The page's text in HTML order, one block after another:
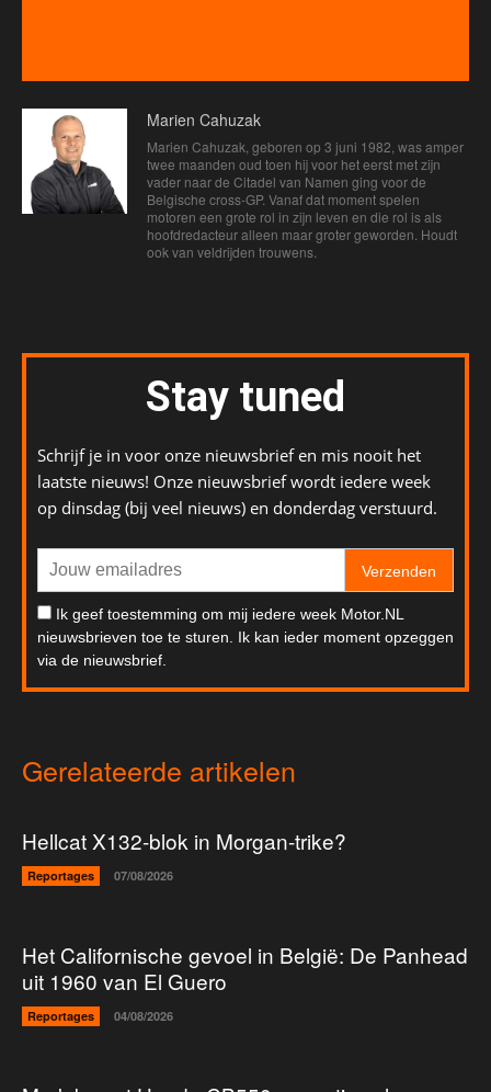
Marien Cahuzak
Marien Cahuzak, geboren op 3 juni 1982, was amper
twee maanden oud toen hij voor het eerst met zijn
vader naar de Citadel van Namen ging voor de
Belgische cross-GP. Vanaf dat moment spelen
motoren een grote rol in zijn leven en die rol is als
hoofdredacteur alleen maar groter geworden. Houdt
ook van veldrijden trouwens.
Stay tuned
Schrijf je in voor onze nieuwsbrief en mis nooit het
laatste nieuws! Onze nieuwsbrief wordt iedere week
op dinsdag (bij veel nieuws) en donderdag verstuurd.
Verzenden
Ik geef toestemming om mij iedere week Motor.NL
nieuwsbrieven toe te sturen. Ik kan ieder moment opzeggen
via de nieuwsbrief.
Gerelateerde artikelen
Hellcat X132-blok in Morgan-trike?
Reportages 07/08/2026
Het Californische gevoel in België: De Panhead
uit 1960 van El Guero
Reportages 04/08/2026